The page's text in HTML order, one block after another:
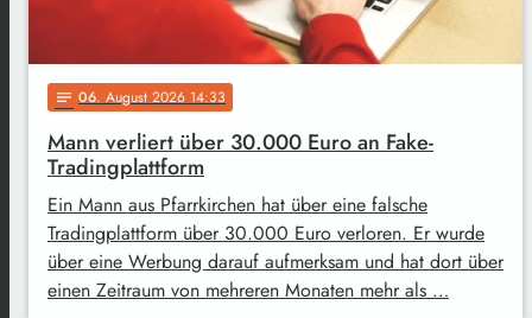
notes 06. August 2026 14:33
Mann verliert über 30.000 Euro an Fake-
Tradingplattform
Ein Mann aus Pfarrkirchen hat über eine falsche
Tradingplattform über 30.000 Euro verloren. Er wurde
über eine Werbung darauf aufmerksam und hat dort über
einen Zeitraum von mehreren Monaten mehr als …